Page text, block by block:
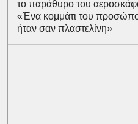
το παράθυρο του
«Ένα κομμάτι του
ήταν σαν πλαστελίνη»